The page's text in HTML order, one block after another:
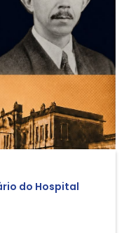
do Hospital